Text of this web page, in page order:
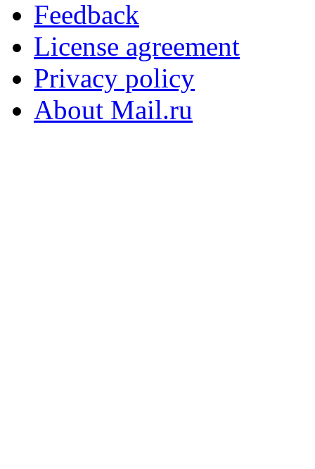
Feedback
License agreement
Privacy policy
About Mail.ru